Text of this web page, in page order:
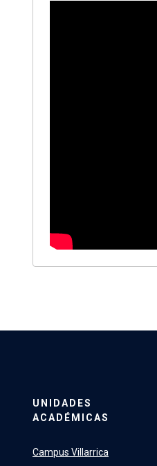
UNIDADES
ACADÉMICAS
Campus Villarrica